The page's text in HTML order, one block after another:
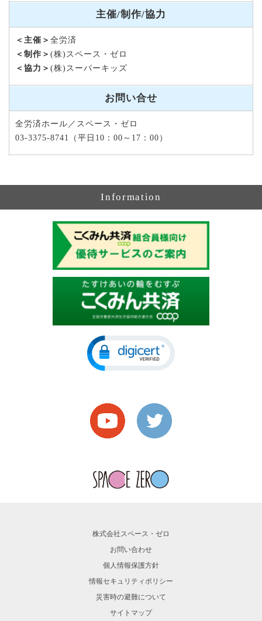
主催/制作/協力
＜主催＞ 全労済
＜制作＞ (株)スペース・ゼロ
＜協力＞ (株)スーパーキッズ
お問い合せ
全労済ホール／スペース・ゼロ
03-3375-8741（平日10：00～17：00）
Information
株式会社スペース・ゼロ
お問い合わせ
個人情報保護方針
情報セキュリティポリシー
災害時の避難について
サイトマップ